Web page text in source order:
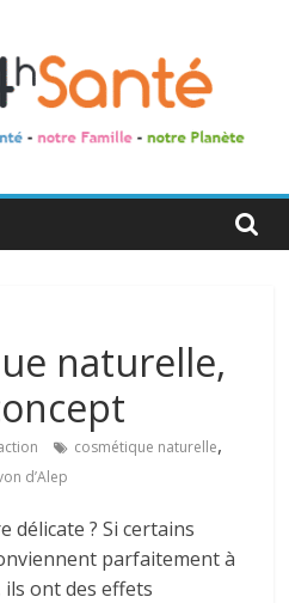
naturelle,
cosmétique naturelle,
d’Alep
délicate ? Si certains
parfaitement à
ont des effets